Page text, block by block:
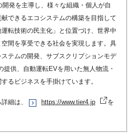
開発を主導し、様々な組織・個人が自
できるエコシステムの構築を目指して
転技術の民主化」と位置づけ、世界中
間を享受できる社会を実現します。具
テムの開発、サブスクリプションモデ
提供、自動運転EVを用いた無人物流・
るビジネスを手掛けています。
細は、 https://www.tier4.jp
を